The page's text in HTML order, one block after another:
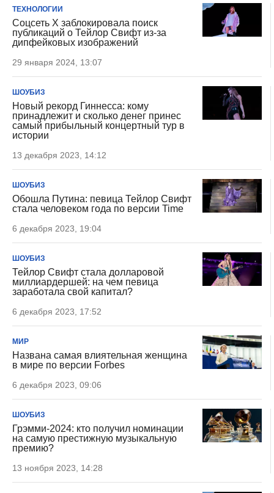
ТЕХНОЛОГИИ
Соцсеть X заблокировала поиск
публикаций о Тейлор Свифт из-за
дипфейковых изображений
29 января 2024, 13:07
ШОУБИЗ
Новый рекорд Гиннесса: кому
принадлежит и сколько денег принес
самый прибыльный концертный тур в
истории
13 декабря 2023, 14:12
ШОУБИЗ
Обошла Путина: певица Тейлор Свифт
стала человеком года по версии Time
6 декабря 2023, 19:04
ШОУБИЗ
Тейлор Свифт стала долларовой
миллиардершей: на чем певица
заработала свой капитал?
6 декабря 2023, 17:52
МИР
Названа самая влиятельная женщина
в мире по версии Forbes
6 декабря 2023, 09:06
ШОУБИЗ
Грэмми-2024: кто получил номинации
на самую престижную музыкальную
премию?
13 ноября 2023, 14:28